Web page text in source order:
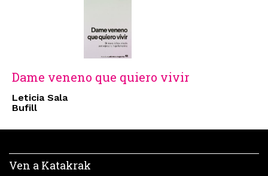
Dame veneno que quiero vivir
Leticia Sala
Bufill
Ven a Katakrak